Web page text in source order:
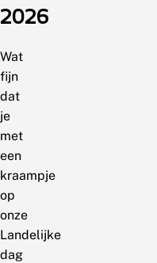
2026
Wat
fijn
dat
je
met
een
kraampje
op
onze
Landelijke
dag